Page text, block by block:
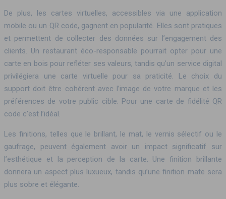
De plus, les cartes virtuelles, accessibles via une application
mobile ou un QR code, gagnent en popularité. Elles sont pratiques
et permettent de collecter des données sur l’engagement des
clients. Un restaurant éco-responsable pourrait opter pour une
carte en bois pour refléter ses valeurs, tandis qu’un service digital
privilégiera une carte virtuelle pour sa praticité. Le choix du
support doit être cohérent avec l’image de votre marque et les
préférences de votre public cible. Pour une carte de fidélité QR
code c’est l’idéal.
Les finitions, telles que le brillant, le mat, le vernis sélectif ou le
gaufrage, peuvent également avoir un impact significatif sur
l’esthétique et la perception de la carte. Une finition brillante
donnera un aspect plus luxueux, tandis qu’une finition mate sera
plus sobre et élégante.